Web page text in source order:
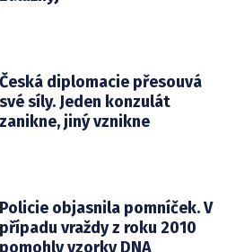
Česká diplomacie přesouvá
své síly. Jeden konzulát
zanikne, jiný vznikne
Policie objasnila pomníček. V
případu vraždy z roku 2010
pomohly vzorky DNA